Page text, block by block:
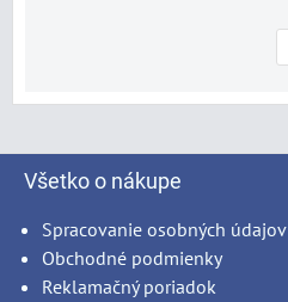
Všetko o nákupe
Spracovanie osobných údajov
Obchodné podmienky
Reklamačný poriadok